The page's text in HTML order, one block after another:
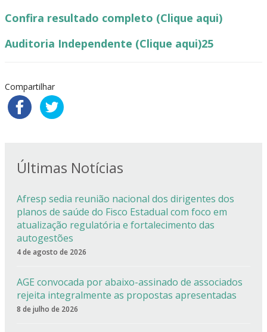
Confira resultado completo (Clique aqui)
Auditoria Independente (Clique aqui)25
Compartilhar
Últimas Notícias
Afresp sedia reunião nacional dos dirigentes dos
planos de saúde do Fisco Estadual com foco em
atualização regulatória e fortalecimento das
autogestões
4 de agosto de 2026
AGE convocada por abaixo-assinado de associados
rejeita integralmente as propostas apresentadas
8 de julho de 2026